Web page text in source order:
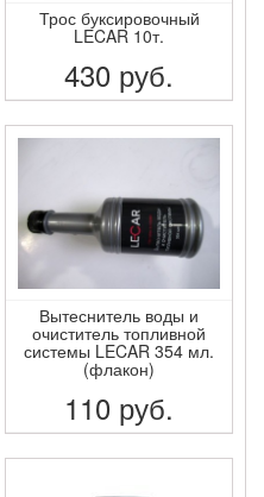
Трос буксировочный
LECAR 10т.
430 руб.
ПОДРОБНЕЕ
Вытеснитель воды и
очиститель топливной
системы LECAR 354 мл.
(флакон)
110 руб.
ПОДРОБНЕЕ